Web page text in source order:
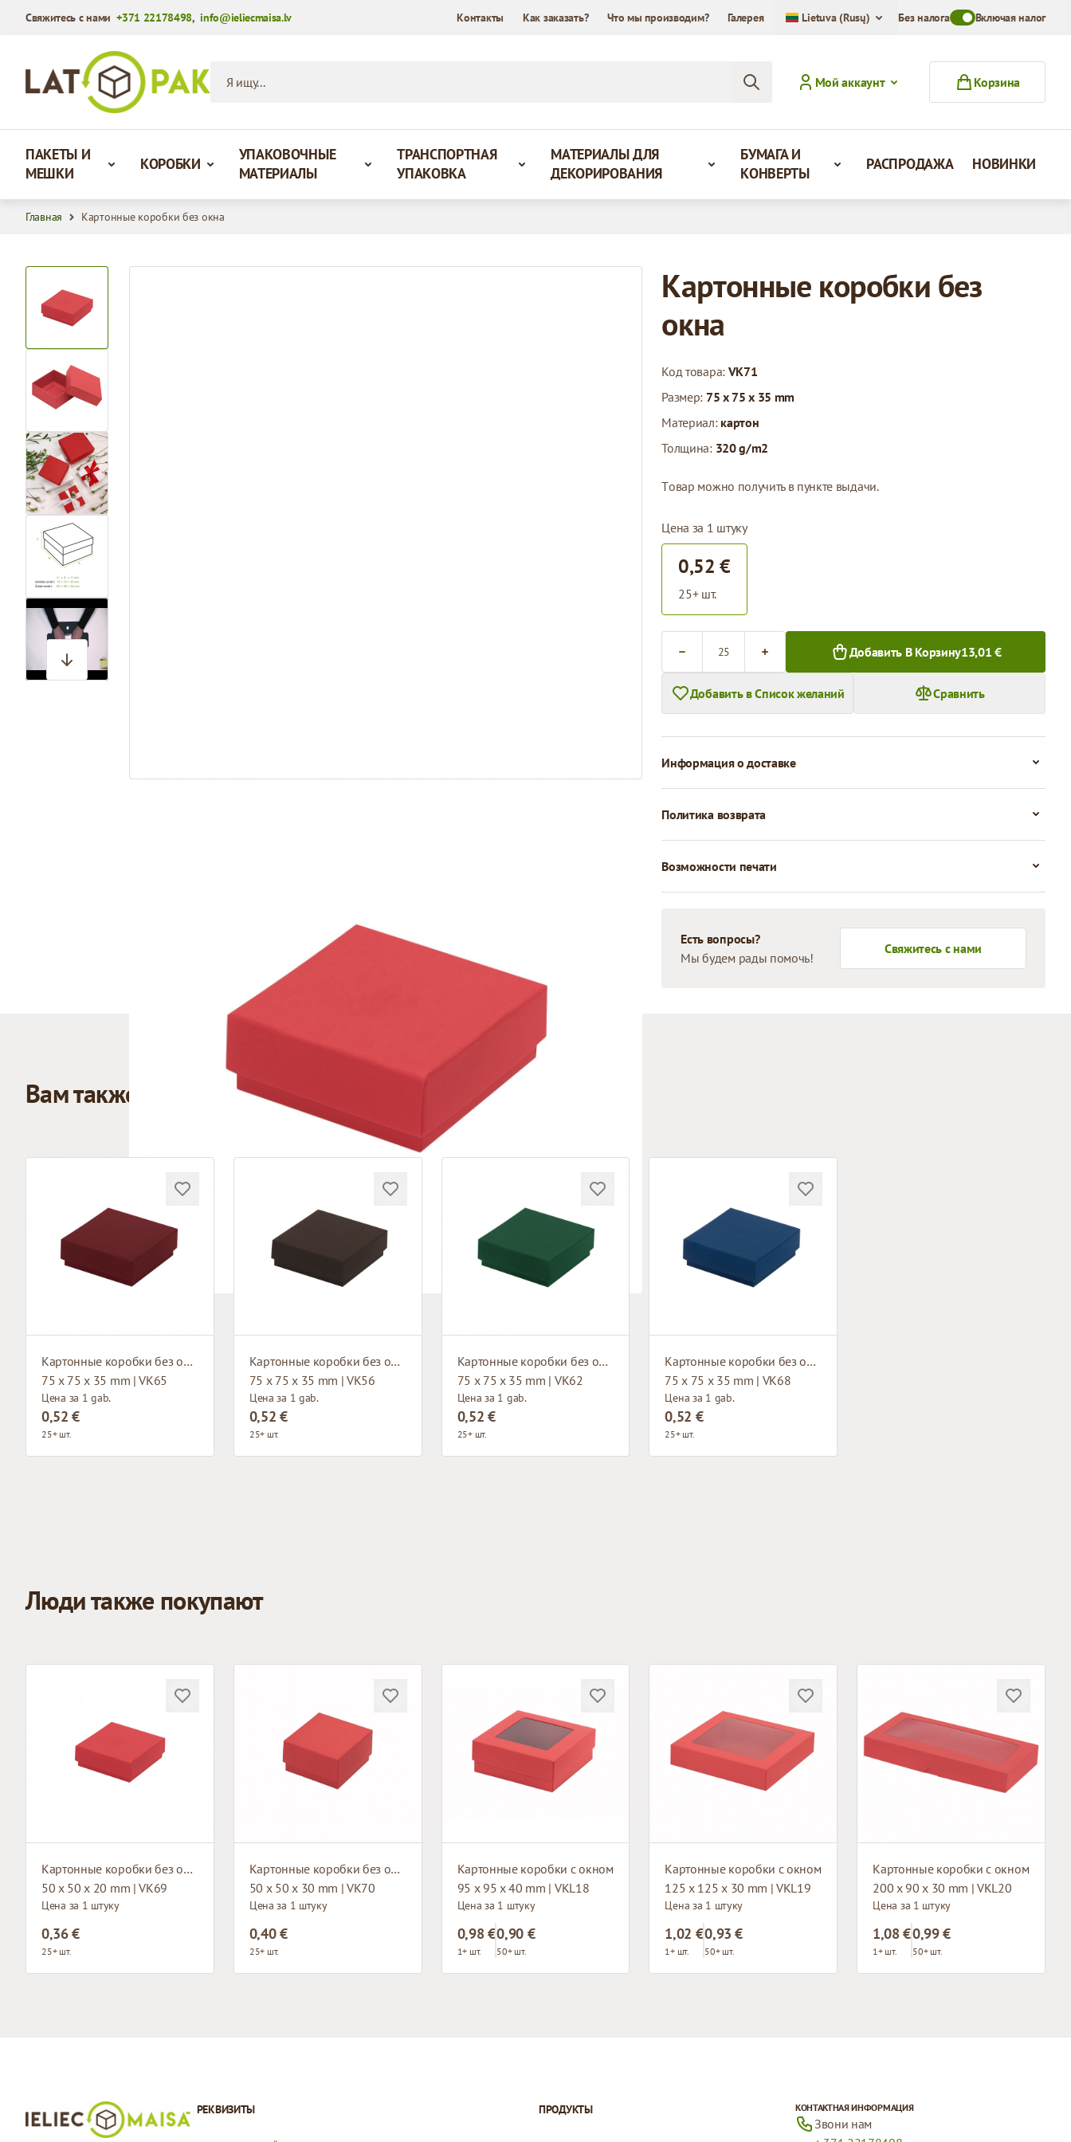
Свяжитесь с нами+371 22178498,info@ieliecmaisa.lv Контакты Как заказать? Что мы производим? Галерея Lietuva (Rusų) Без налогаToggle VAT Mode
Включая налог
Мой аккаунт Корзина
ПАКЕТЫ И
МЕШКИ
КОРОБКИ
УПАКОВОЧНЫЕ
МАТЕРИАЛЫ
ТРАНСПОРТНАЯ
УПАКОВКА
МАТЕРИАЛЫ ДЛЯ
ДЕКОРИРОВАНИЯ
БУМАГА И
КОНВЕРТЫ
РАСПРОДАЖА НОВИНКИ
Главная Картонные коробки без окна
View larger image
View larger image
View larger image
Картонные коробки без
окна
Код товара: VK71
Размер: 75 x 75 x 35 mm
Материал: картон
Толщина: 320 g/m2
Tовар можно получить в пункте выдачи.
Цена за 1 штуку
0,52 €
25+ шт.
Добавить В Корзину13,01 €
Добавить в Список желаний Сравнить
Информация о доставке
Политика возврата
Возможности печати
Есть вопросы?
Мы будем рады помочь!
Свяжитесь с нами
Вам также может понравиться
Картонные коробки без окна
75 x 75 x 35 mm | VK65
Цена за 1 gab.
0,52 €
25+ шт.
Картонные коробки без окна
75 x 75 x 35 mm | VK56
Цена за 1 gab.
0,52 €
25+ шт.
Картонные коробки без окна
75 x 75 x 35 mm | VK62
Цена за 1 gab.
0,52 €
25+ шт.
Картонные коробки без окна
75 x 75 x 35 mm | VK68
Цена за 1 gab.
0,52 €
25+ шт.
Люди также покупают
Картонные коробки без окна
50 x 50 x 20 mm | VK69
Цена за 1 штуку
0,36 €
25+ шт.
Картонные коробки без окна
50 x 50 x 30 mm | VK70
Цена за 1 штуку
0,40 €
25+ шт.
Картонные коробки с окном
95 x 95 x 40 mm | VKL18
Цена за 1 штуку
0,98 €
1+ шт.
0,90 €
50+ шт.
Картонные коробки с окном
125 x 125 x 30 mm | VKL19
Цена за 1 штуку
1,02 €
1+ шт.
0,93 €
50+ шт.
Картонные коробки с окном
200 x 90 x 30 mm | VKL20
Цена за 1 штуку
1,08 €
1+ шт.
0,99 €
50+ шт.
РЕКВИЗИТЫ ПРОДУКТЫ КОНТАКТНАЯ ИНФОРМАЦИЯ
Звони нам